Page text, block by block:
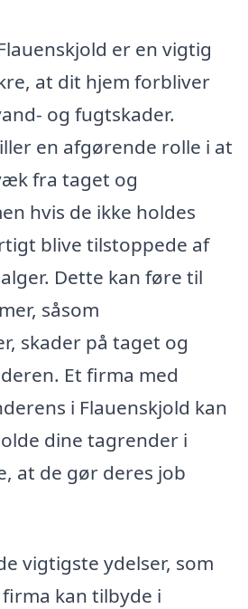
er en vigtig
at dit hjem forbliver
og fugtskader.
en afgørende rolle i at
fra taget og
hvis de ikke holdes
blive tilstoppede af
Dette kan føre til
såsom
skader på taget og
Et firma med
i Flauenskjold kan
dine tagrender i
at de gør deres job
vigtigste ydelser, som
kan tilbyde i